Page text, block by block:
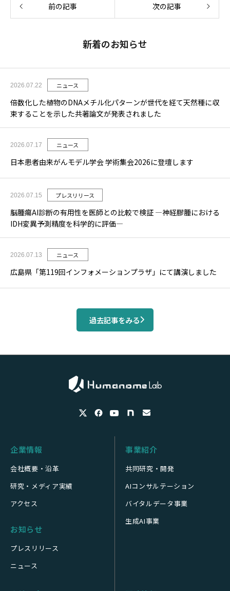
前の記事 次の記事
新着のお知らせ
2026.07.22 ニュース
倍数化した植物のDNAメチル化パターンが世代を経て天然種に収
束することを示した共著論文が発表されました
2026.07.17 ニュース
日本患者由来がんモデル学会 学術集会2026に登壇します
2026.07.15 プレスリリース
脳腫瘍AI診断の有用性を医師との比較で検証 ―神経膠腫における
IDH変異予測精度を科学的に評価―
2026.07.13 ニュース
広島県「第119回インフォメーションプラザ」にて講演しました
過去記事をみる
企業情報
会社概要・沿革
研究・メディア実績
アクセス
お知らせ
プレスリリース
ニュース
事業紹介
共同研究・開発
AIコンサルテーション
バイタルデータ事業
生成AI事業
日程
会場